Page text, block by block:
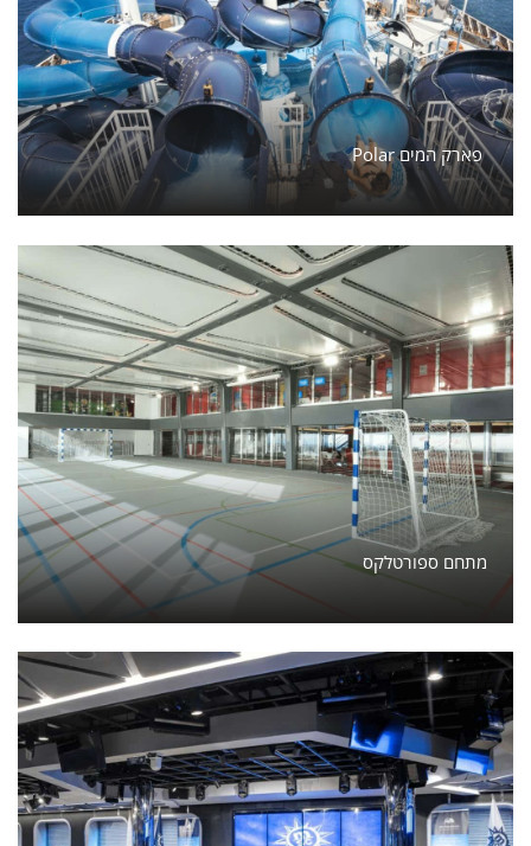
Polar פארק המים
מתחם ספורטלקס